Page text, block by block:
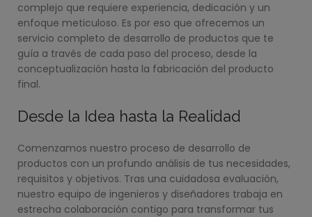
complejo que requiere experiencia, dedicación y un
enfoque meticuloso. Es por eso que ofrecemos un
servicio completo de desarrollo de productos que te
guía a través de cada paso del proceso, desde la
conceptualización hasta la fabricación del producto
final.
Desde la Idea hasta la Realidad
Comenzamos nuestro proceso de desarrollo de
productos con un profundo análisis de tus necesidades,
requisitos y objetivos. Tras una cuidadosa evaluación,
nuestro equipo de ingenieros y diseñadores trabaja en
estrecha colaboración contigo para transformar tus